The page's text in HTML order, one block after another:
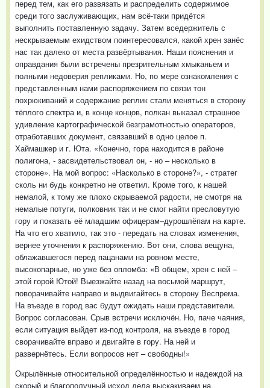
перед тем, как его развязать и распределить содержимое
среди того заслуживающих, нам всё-таки придётся
выполнить поставленную задачу. Затем вседержитель с
нескрываемым ехидством поинтересовался, какой хрен занёс
нас так далеко от места развёртывания. Наши пояснения и
оправдания были встречены презрительным хмыканьем и
полными недоверия репликами. Но, по мере ознакомления с
представленным нами распоряжением по связи тон
похрюкиваний и содержание реплик стали меняться в сторону
тёплого спектра и, в конце концов, полкан выказал страшное
удивление картографической безграмотностью операторов,
отработавших документ, связавший в одно целое п.
Хаймашкер и г. Юта. «Конечно, гора находится в районе
полигона, - засвидетельствовал он, - но – несколько в
стороне». На мой вопрос: «Насколько в стороне?», - стратег
сколь ни будь конкретно не ответил. Кроме того, к нашей
немалой, к тому же плохо скрываемой радости, не смотря на
немалые потуги, полковник так и не смог найти пресловутую
гору и показать её младшим офицерам–дурошлёпам на карте.
На что его хватило, так это - передать на словах изменения,
вернее уточнения к распоряжению. Вот они, слова вещуна,
облажавшегося перед пацанами на ровном месте,
высокопарные, но уже без опломба: «В общем, хрен с ней –
этой горой Ютой! Выезжайте назад на восьмой маршрут,
поворачивайте направо и выдвигайтесь в сторону Веспрема.
На въезде в город вас будут ожидать наши представители.
Вопрос согласован. Срыв встречи исключён. Но, паче чаяния,
если ситуация выйдет из-под контроля, на въезде в город
сворачивайте вправо и двигайте в гору. На ней и
развернётесь. Если вопросов нет – свободны!»
Окрылённые относительной определённостью и надеждой на
скорый и благополучный исход дела выскакиваем на